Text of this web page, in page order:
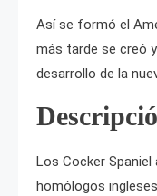
Así se formó el
más tarde se creó
desarrollo de la
Los Cocker
homólogos